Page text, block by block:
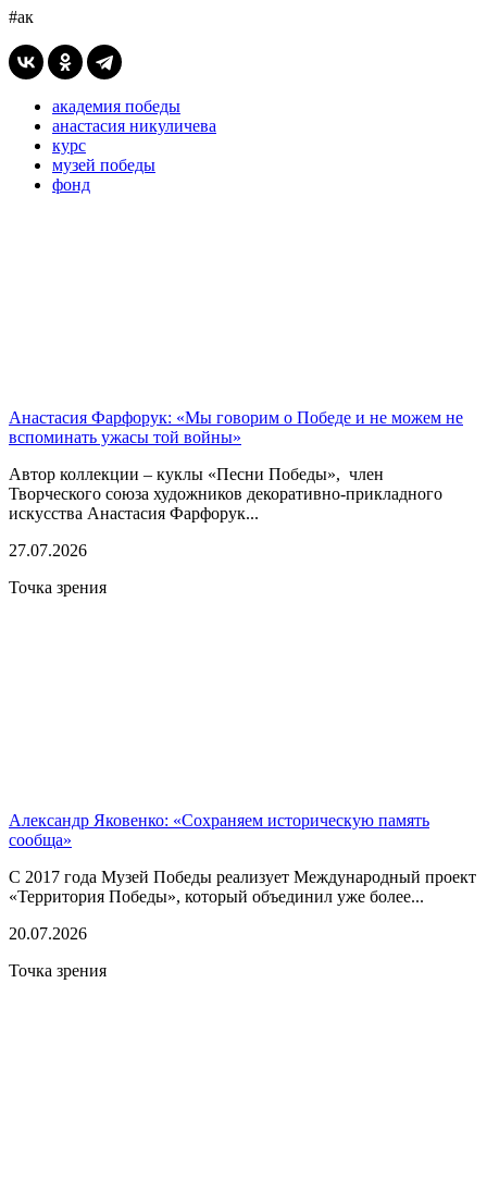
#ак
академия победы
анастасия никуличева
курс
музей победы
фонд
Анастасия Фарфорук: «Мы говорим о Победе и не можем не
вспоминать ужасы той войны»
Автор коллекции – куклы «Песни Победы», член
Творческого союза художников декоративно-прикладного
искусства Анастасия Фарфорук...
27.07.2026
Точка зрения
Александр Яковенко: «Сохраняем историческую память
сообща»
С 2017 года Музей Победы реализует Международный проект
«Территория Победы», который объединил уже более...
20.07.2026
Точка зрения